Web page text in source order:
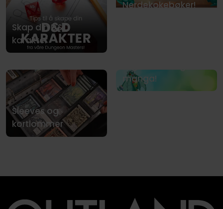
Skap din D&D
karakter
Nerdekokebøker!
Sleeves og
kortlommer
manga!